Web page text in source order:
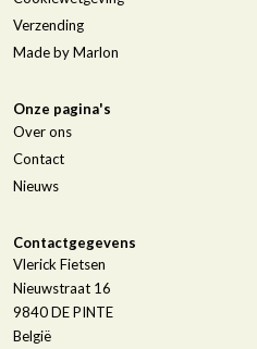
Verzending
Made by Marlon
Onze pagina's
Over ons
Contact
Nieuws
Contactgegevens
Vlerick Fietsen
Nieuwstraat 16
9840DE PINTE
België